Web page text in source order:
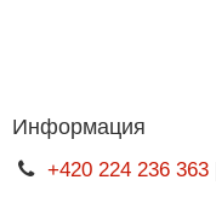
Информация
+420 224 236 363|